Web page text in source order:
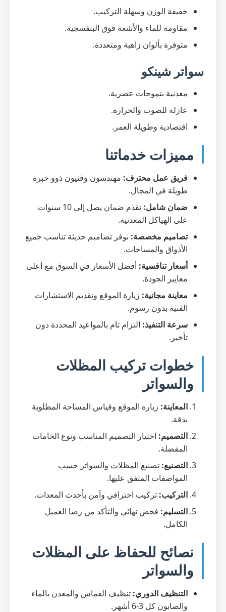
خفيفة الوزن وسهلة التركيب.
مقاومة للماء والأشعة فوق البنفسجية.
متوفرة بألوان زاهية ومتعددة.
سواتر شينكو
معدنية بتموجات عصرية.
عازلة للصوت والحرارة.
اقتصادية وطويلة العمر.
مميزات خدماتنا
فريق عمل محترف: مهندسون وفنيون ذوو خبرة
طويلة في المجال.
ضمان شامل:
نقدم ضمان يصل إلى 10 سنوات
على الهياكل المعدنية.
تصاميم مخصصة: نوفر تصاميم حديثة تناسب جميع
الأذواق والمساحات.
أسعار تنافسية: أفضل الأسعار في السوق مع أعلى
معايير الجودة.
معاينة مجانية: زيارة الموقع وتقديم الاستشارات
الفنية بدون رسوم.
سرعة التنفيذ: التزام تام بالمواعيد المحددة دون
تأخير.
خطوات تركيب المظلات
والسواتر
المعاينة: زيارة الموقع وقياس المساحة المطلوبة
بدقة.
التصميم: اختيار التصميم المناسب ونوع الخامات
المفضلة.
التصنيع: تصنيع المظلات والسواتر حسب
المواصفات المتفق عليها.
التركيب: تركيب احترافي وآمن بأحدث المعدات.
التسليم: فحص نهائي والتأكد من رضا العميل
الكامل.
نصائح للحفاظ على المظلات
والسواتر
التنظيف الدوري: تنظيف القماش والمعدن بالماء
والصابون كل 3-6 أشهر.